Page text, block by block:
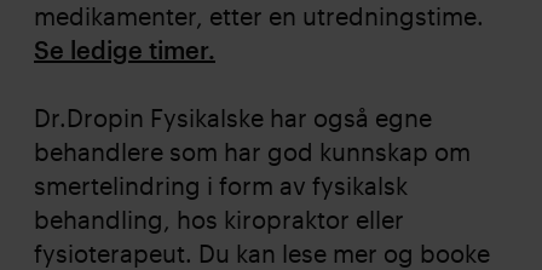
medikamenter, etter en utredningstime.
Se ledige timer.
Dr.Dropin Fysikalske har også egne
behandlere som har god kunnskap om
smertelindring i form av fysikalsk
behandling, hos kiropraktor eller
fysioterapeut. Du kan lese mer og booke